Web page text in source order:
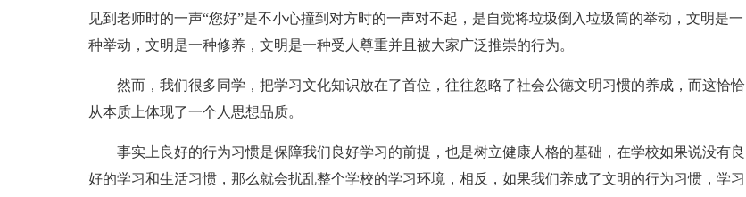
见到老师时的一声“您好”是不小心撞到对方时的一声对不起，是自觉将垃圾倒入垃圾筒的举动，文明是一
种举动，文明是一种修养，文明是一种受人尊重并且被大家广泛推崇的行为。
然而，我们很多同学，把学习文化知识放在了首位，往往忽略了社会公德文明习惯的养成，而这恰恰
从本质上体现了一个人思想品质。
事实上良好的行为习惯是保障我们良好学习的前提，也是树立健康人格的基础，在学校如果说没有良
好的学习和生活习惯，那么就会扰乱整个学校的学习环境，相反，如果我们养成了文明的行为习惯，学习